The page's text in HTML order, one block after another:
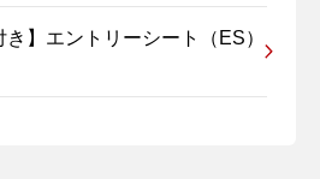
き】エントリーシート（ES）